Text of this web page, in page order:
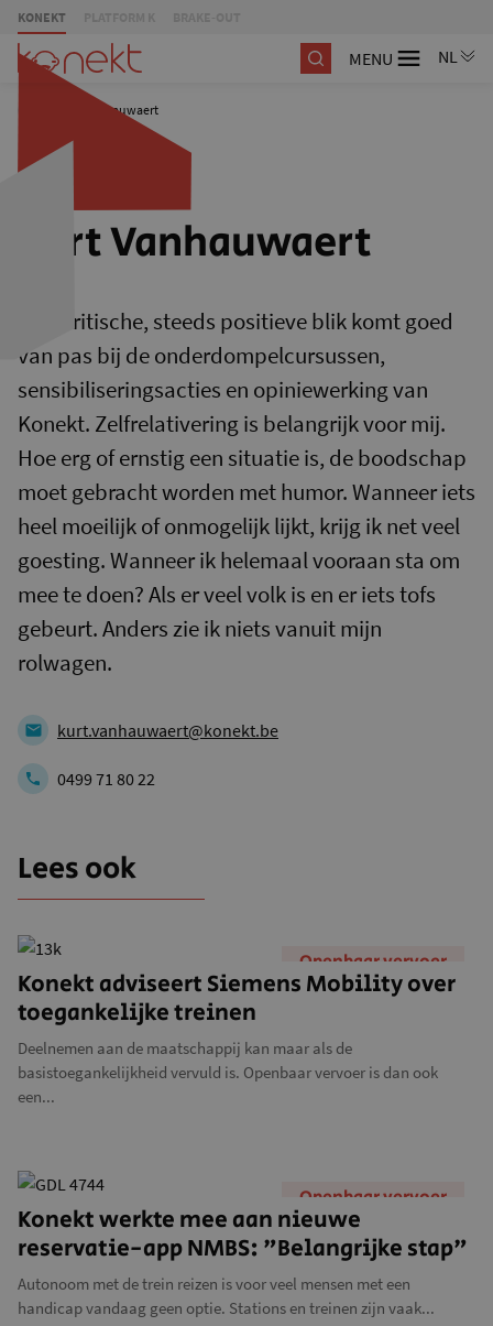
KONEKT
MENU
Kurt Vanhauwaert
Kurt Vanhauwaert
Mijn kritische, steeds positieve blik komt goed
van pas bij de onderdompelcursussen,
sensibiliseringsacties en opiniewerking van
Konekt. Zelfrelativering is belangrijk voor mij.
Hoe erg of ernstig een situatie is, de boodschap
moet gebracht worden met humor. Wanneer iets
heel moeilijk of onmogelijk lijkt, krijg ik net veel
goesting. Wanneer ik helemaal vooraan sta om
mee te doen? Als er veel volk is en er iets tofs
gebeurt. Anders zie ik niets vanuit mijn
rolwagen.
kurt.vanhauwaert@konekt.be
0499 71 80 22
Lees ook
Openbaar vervoer
Konekt adviseert Siemens Mobility over
toegankelijke treinen
Deelnemen aan de maatschappij kan maar als de
basistoegankelijkheid vervuld is. Openbaar vervoer is dan ook
een...
Openbaar vervoer
Konekt werkte mee aan nieuwe
reservatie-app NMBS: "Belangrijke stap"
Autonoom met de trein reizen is voor veel mensen met een
handicap vandaag geen optie. Stations en treinen zijn vaak...